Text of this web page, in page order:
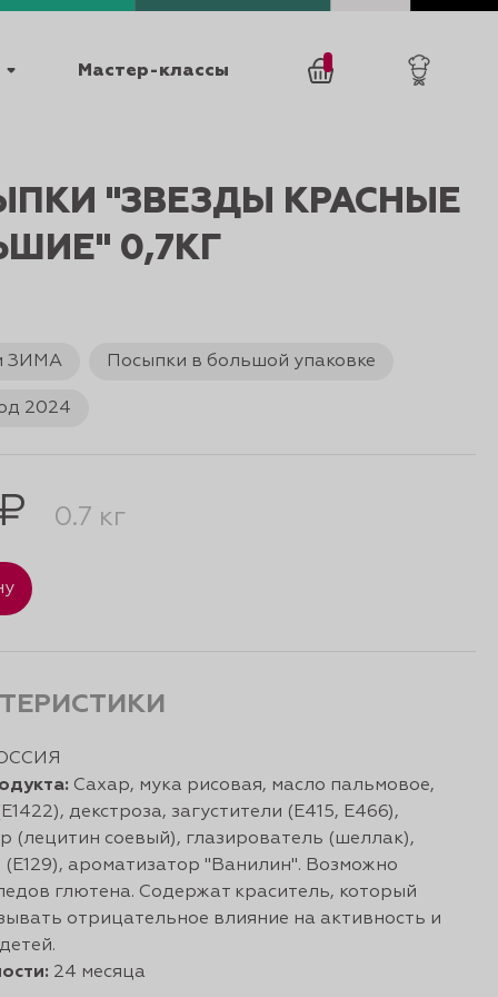
КАТАЛОГИ
Мастер-классы
"ЗВЕЗДЫ КРАСНЫЕ
0,7КГ
ЗИМА Посыпки в большой упаковке
2024
0.7 кг
Сахар, мука рисовая, масло пальмовое,
декстроза, загустители (Е415, Е466),
(лецитин соевый), глазирователь (шеллак),
(E129), ароматизатор "Ванилин". Возможно
глютена. Содержат краситель, который
отрицательное влияние на активность и
24 месяца